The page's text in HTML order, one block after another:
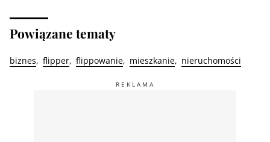
Powiązane tematy
biznes flipper flippowanie mieszkanie nieruchomości